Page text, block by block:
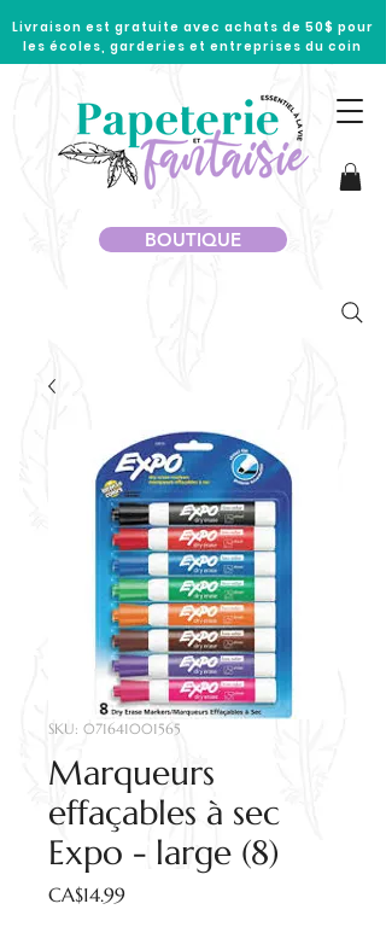
Livraison est gratuite avec achats de 50$ pour
les écoles, garderies et entreprises du coin
BOUTIQUE
SKU: 071641001565
Marqueurs
effaçables à sec
Expo - large (8)
CA$14.99Price